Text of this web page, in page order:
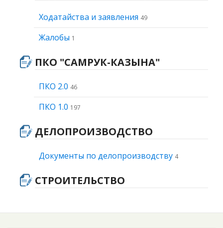
Ходатайства и заявления 49
Жалобы 1
ПКО "САМРУК-КАЗЫНА"
ПКО 2.0 46
ПКО 1.0 197
ДЕЛОПРОИЗВОДСТВО
Документы по делопроизводству 4
СТРОИТЕЛЬСТВО